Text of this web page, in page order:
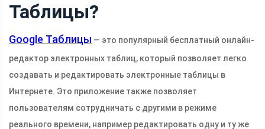
Таблицы?
Google Таблицы — это популярный бесплатный онлайн-
редактор электронных таблиц, который позволяет легко
создавать и редактировать электронные таблицы в
Интернете. Это приложение также позволяет
пользователям сотрудничать с другими в режиме
реального времени, например редактировать одну и ту же